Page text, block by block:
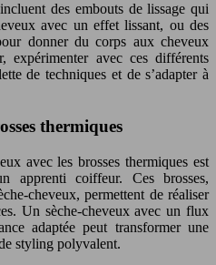
des embouts de lissage qui
avec un effet lissant, ou des
donner du corps aux cheveux
avec ces différents
de techniques et de s’adapter à
thermiques
avec les brosses thermiques est
apprenti coiffeur. Ces brosses,
cheveux, permettent de réaliser
Un sèche-cheveux avec un flux
adaptée peut transformer une
styling polyvalent.